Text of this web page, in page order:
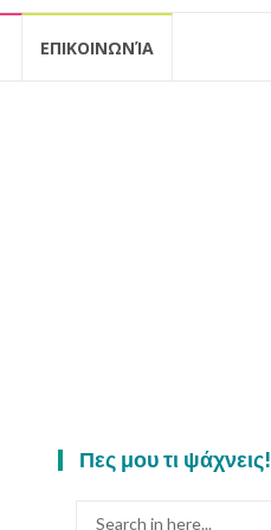
ΕΠΙΚΟΙΝΩΝΊΑ
Πες μου τι ψάχνεις!